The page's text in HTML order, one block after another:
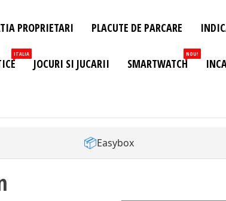
PROPRIETARI PLACUTE DE PARCARE
ITALIA
JOCURI SI JUCARII SMARTWATCH
NOU!
📦Easybox